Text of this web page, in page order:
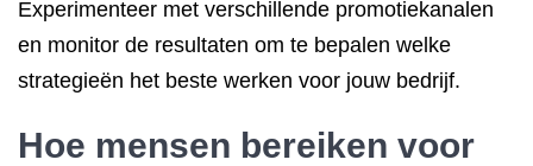
Experimenteer met verschillende promotiekanalen
en monitor de resultaten om te bepalen welke
strategieën het beste werken voor jouw bedrijf.
Hoe mensen bereiken voor